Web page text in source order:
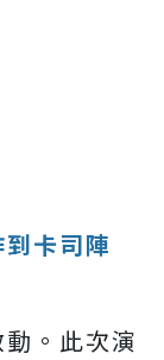
卡司陣
。此次演